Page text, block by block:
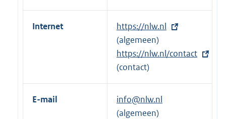
Internet
E
x
t
e
r
n
e
https://nlw.nl
(algemeen)
E
x
t
e
r
https://nlw.nl/contact
(contact)
E-mail
info@nlw.nl
(algemeen)